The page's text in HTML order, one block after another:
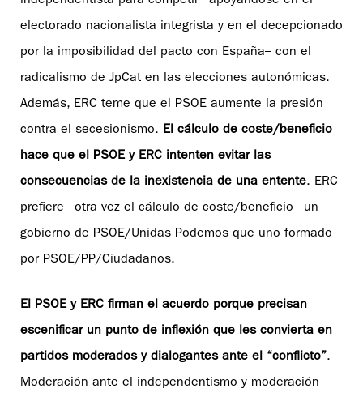
electorado nacionalista integrista y en el decepcionado
por la imposibilidad del pacto con España– con el
radicalismo de JpCat en las elecciones autonómicas.
Además, ERC teme que el PSOE aumente la presión
contra el secesionismo. El cálculo de coste/beneficio
hace que el PSOE y ERC intenten evitar las
consecuencias de la inexistencia de una entente. ERC
prefiere –otra vez el cálculo de coste/beneficio– un
gobierno de PSOE/Unidas Podemos que uno formado
por PSOE/PP/Ciudadanos.
El PSOE y ERC firman el acuerdo porque precisan
escenificar un punto de inflexión que les convierta en
partidos moderados y dialogantes ante el “conflicto”.
Moderación ante el independentismo y moderación